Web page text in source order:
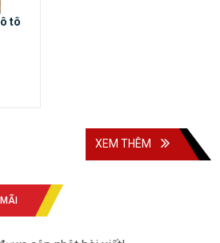
tô
XEM THÊM
MÃI